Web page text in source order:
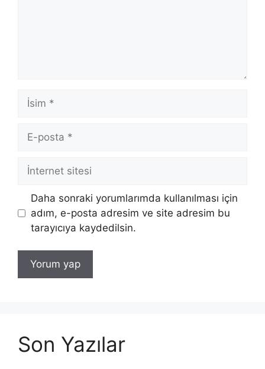
İsim
posta
İnternet
sitesi
Daha sonraki yorumlarımda kullanılması için
adım, e-posta adresim ve site adresim bu
tarayıcıya kaydedilsin.
Son Yazılar